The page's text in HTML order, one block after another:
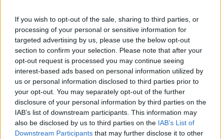
If you wish to opt-out of the sale, sharing to third parties, or
processing of your personal or sensitive information for
targeted advertising by us, please use the below opt-out
section to confirm your selection. Please note that after your
opt-out request is processed you may continue seeing
interest-based ads based on personal information utilized by
us or personal information disclosed to third parties prior to
your opt-out. You may separately opt-out of the further
disclosure of your personal information by third parties on the
IAB’s list of downstream participants. This information may
also be disclosed by us to third parties on the IAB’s List of
Downstream Participants that may further disclose it to other
ΠΕΡΙΦΕΡΕΙΕΣ